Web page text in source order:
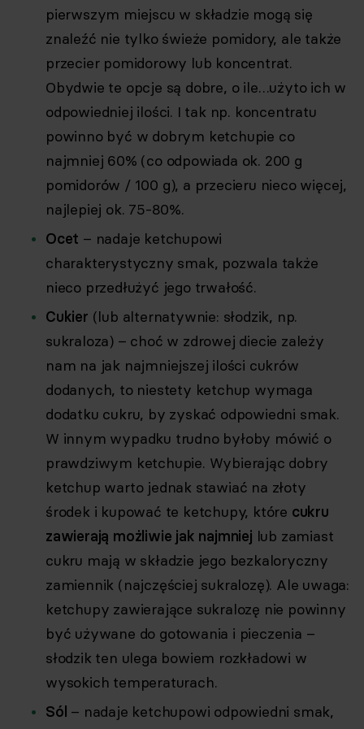
pierwszym miejscu w składzie mogą się
znaleźć nie tylko świeże pomidory, ale także
przecier pomidorowy lub koncentrat.
Obydwie te opcje są dobre, o ile…użyto ich w
odpowiedniej ilości. I tak np. koncentratu
powinno być w dobrym ketchupie co
najmniej 60% (co odpowiada ok. 200 g
pomidorów / 100 g), a przecieru nieco więcej,
najlepiej ok. 75-80%.
Ocet – nadaje ketchupowi
charakterystyczny smak, pozwala także
nieco przedłużyć jego trwałość.
Cukier (lub alternatywnie: słodzik, np.
sukraloza) – choć w zdrowej diecie zależy
nam na jak najmniejszej ilości cukrów
dodanych, to niestety ketchup wymaga
dodatku cukru, by zyskać odpowiedni smak.
W innym wypadku trudno byłoby mówić o
prawdziwym ketchupie. Wybierając dobry
ketchup warto jednak stawiać na złoty
środek i kupować te ketchupy, które cukru
zawierają możliwie jak najmniej lub zamiast
cukru mają w składzie jego bezkaloryczny
zamiennik (najczęściej sukralozę). Ale uwaga:
ketchupy zawierające sukralozę nie powinny
być używane do gotowania i pieczenia –
słodzik ten ulega bowiem rozkładowi w
wysokich temperaturach.
Sól – nadaje ketchupowi odpowiedni smak,